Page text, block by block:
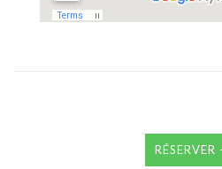
RÉSERVER